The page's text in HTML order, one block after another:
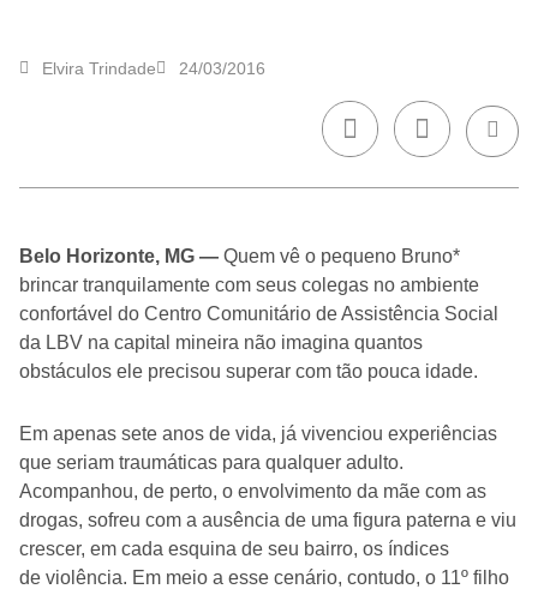
Elvira Trindade 24/03/2016
Belo Horizonte, MG — Quem vê o pequeno Bruno*
brincar tranquilamente com seus colegas no ambiente
confortável do Centro Comunitário de Assistência Social
da LBV na capital mineira não imagina quantos
obstáculos ele precisou superar com tão pouca idade.
Em apenas sete anos de vida, já vivenciou experiências
que seriam traumáticas para qualquer adulto.
Acompanhou, de perto, o envolvimento da mãe com as
drogas, sofreu com a ausência de uma figura paterna e viu
crescer, em cada esquina de seu bairro, os índices
de violência. Em meio a esse cenário, contudo, o 11º filho